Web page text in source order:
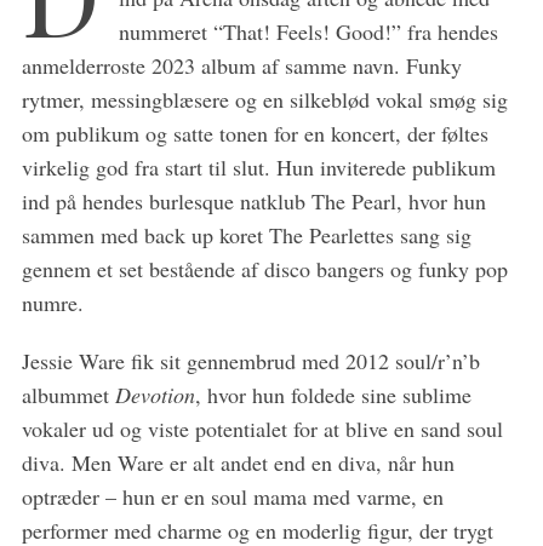
nummeret “That! Feels! Good!” fra hendes
anmelderroste 2023 album af samme navn. Funky
rytmer, messingblæsere og en silkeblød vokal smøg sig
om publikum og satte tonen for en koncert, der føltes
virkelig god fra start til slut. Hun inviterede publikum
ind på hendes burlesque natklub The Pearl, hvor hun
sammen med back up koret The Pearlettes sang sig
gennem et set bestående af disco bangers og funky pop
numre.
Jessie Ware fik sit gennembrud med 2012 soul/r’n’b
albummet Devotion, hvor hun foldede sine sublime
vokaler ud og viste potentialet for at blive en sand soul
diva. Men Ware er alt andet end en diva, når hun
optræder – hun er en soul mama med varme, en
performer med charme og en moderlig figur, der trygt